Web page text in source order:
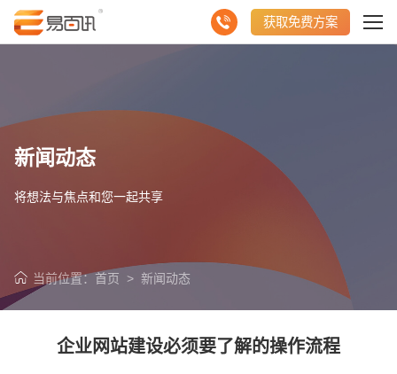
获取免费方案
新闻动态
将想法与焦点和您一起共享
当前位置： 首页 > 新闻动态
企业网站建设必须要了解的操作流程